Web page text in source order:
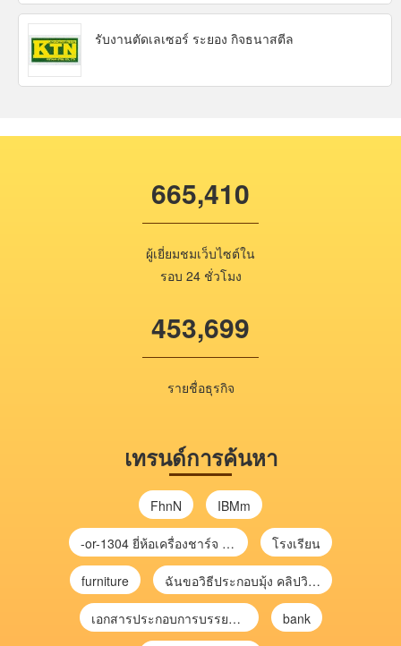
รับงานตัดเลเซอร์ ระยอง กิจธนาสตีล
665,410
ผู้เยี่ยมชมเว็บไซต์ใน
รอบ 24 ชั่วโมง
453,699
รายชื่อธุรกิจ
เทรนด์การค้นหา
FhnN IBMm
-or-1304 ยี่ห้อเครื่องชาร์จ chargecore โรงเรียน
furniture ฉันขอวิธีประกอบมุ้ง คลิปวิดีโอ การประกอบมุ้ง
เอกสารประกอบการบรรยาย การประเมินความเสี่ยงเพื่อวางแผนการตรวจสอบ \ bank